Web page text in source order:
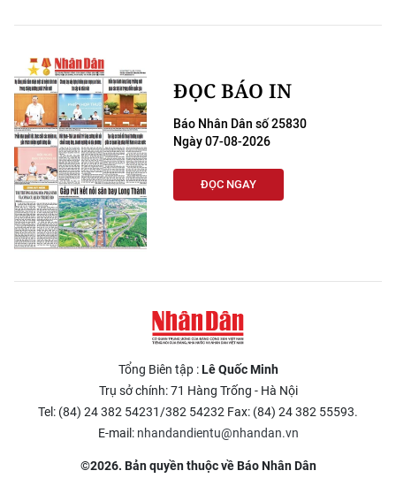
ĐỌC BÁO IN
Báo Nhân Dân số 25830
Ngày 07-08-2026
ĐỌC NGAY
Tổng Biên tập :Lê Quốc Minh
Trụ sở chính: 71 Hàng Trống - Hà Nội
Tel: (84) 24 382 54231/382 54232 Fax: (84) 24 382 55593.
E-mail: nhandandientu@nhandan.vn
©2026. Bản quyền thuộc về Báo Nhân Dân